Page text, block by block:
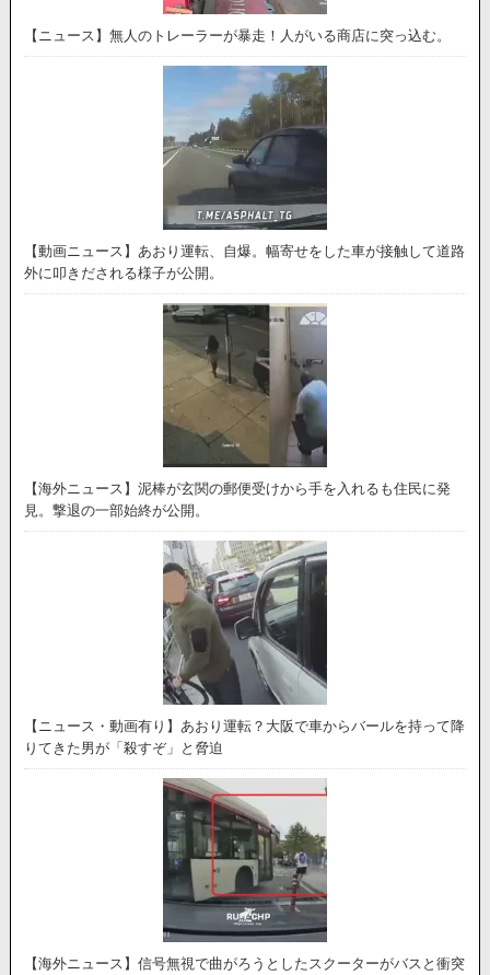
【ニュース】無人のトレーラーが暴走！人がいる商店に突っ込む。
【動画ニュース】あおり運転、自爆。幅寄せをした車が接触して道路
外に叩きだされる様子が公開。
【海外ニュース】泥棒が玄関の郵便受けから手を入れるも住民に発
見。撃退の一部始終が公開。
【ニュース・動画有り】あおり運転？大阪で車からバールを持って降
りてきた男が「殺すぞ」と脅迫
【海外ニュース】信号無視で曲がろうとしたスクーターがバスと衝突